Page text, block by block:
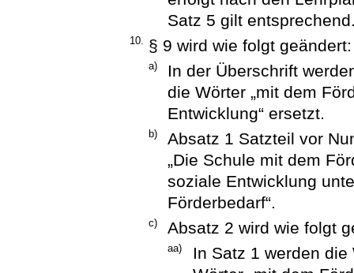
Satz 5 gilt
10. § 9 wird wie folgt geändert:
a)
In der Überschrift
die Wörter „mit dem
Entwicklung“ ersetzt.
b)
Absatz 1 Satzteil vor
„Die Schule mit dem
soziale Entwicklung
Förderbedarf“.
c) Absatz 2 wird wie folgt
aa)
In Satz 1 werden die